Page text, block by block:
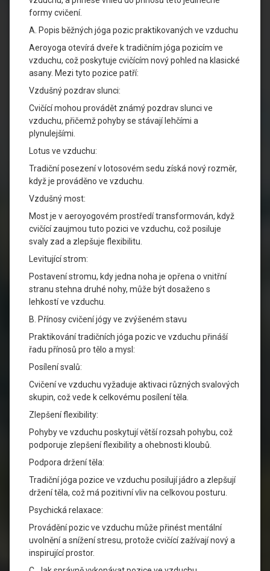
formy cvičení.
A. Popis běžných jóga pozic praktikovaných ve vzduchu
Aeroyoga otevírá dveře k tradičním jóga pozicím ve
vzduchu, což poskytuje cvičícím nový pohled na klasické
asany. Mezi tyto pozice patří:
Vzdušný pozdrav slunci:
Cvičící mohou provádět známý pozdrav slunci ve
vzduchu, přičemž pohyby se stávají lehčími a
plynulejšími.
Lotus ve vzduchu:
Tradiční posezení v lotosovém sedu získá nový rozměr,
když je prováděno ve vzduchu.
Vzdušný most:
Most je v aeroyogovém prostředí transformován, když
cvičící zaujmou tuto pozici ve vzduchu, což posiluje
svaly zad a zlepšuje flexibilitu.
Levitující strom:
Postavení stromu, kdy jedna noha je opřena o vnitřní
stranu stehna druhé nohy, může být dosaženo s
lehkostí ve vzduchu.
B. Přínosy cvičení jógy ve zvýšeném stavu
Praktikování tradičních jóga pozic ve vzduchu přináší
řadu přínosů pro tělo a mysl:
Posílení svalů:
Cvičení ve vzduchu vyžaduje aktivaci různých svalových
skupin, což vede k celkovému posílení těla.
Zlepšení flexibility:
Pohyby ve vzduchu poskytují větší rozsah pohybu, což
podporuje zlepšení flexibility a ohebnosti kloubů.
Podpora držení těla:
Tradiční jóga pozice ve vzduchu posilují jádro a zlepšují
držení těla, což má pozitivní vliv na celkovou posturu.
Psychická relaxace:
Provádění pozic ve vzduchu může přinést mentální
uvolnění a snížení stresu, protože cvičící zažívají nový a
inspirující prostor.